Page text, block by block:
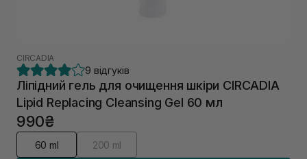
CIRCADIA
9 відгуків
Ліпідний гель для очищення шкіри CIRCADIA
Lipid Replacing Cleansing Gel 60 мл
990₴
60 ml 200 ml